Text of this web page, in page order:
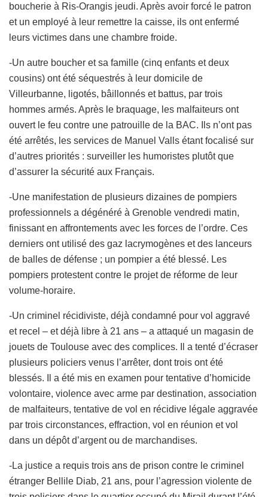
boucherie à Ris-Orangis jeudi. Après avoir forcé le patron
et un employé à leur remettre la caisse, ils ont enfermé
leurs victimes dans une chambre froide.
-Un autre boucher et sa famille (cinq enfants et deux
cousins) ont été séquestrés à leur domicile de
Villeurbanne, ligotés, bâillonnés et battus, par trois
hommes armés. Après le braquage, les malfaiteurs ont
ouvert le feu contre une patrouille de la BAC. Ils n’ont pas
été arrêtés, les services de Manuel Valls étant focalisé sur
d’autres priorités : surveiller les humoristes plutôt que
d’assurer la sécurité aux Français.
-Une manifestation de plusieurs dizaines de pompiers
professionnels a dégénéré à Grenoble vendredi matin,
finissant en affrontements avec les forces de l’ordre. Ces
derniers ont utilisé des gaz lacrymogènes et des lanceurs
de balles de défense ; un pompier a été blessé. Les
pompiers protestent contre le projet de réforme de leur
volume-horaire.
-Un criminel récidiviste, déjà condamné pour vol aggravé
et recel – et déjà libre à 21 ans – a attaqué un magasin de
jouets de Toulouse avec des complices. Il a tenté d’écraser
plusieurs policiers venus l’arrêter, dont trois ont été
blessés. Il a été mis en examen pour tentative d’homicide
volontaire, violence avec arme par destination, association
de malfaiteurs, tentative de vol en récidive légale aggravée
par trois circonstances, effraction, vol en réunion et vol
dans un dépôt d’argent ou de marchandises.
-La justice a requis trois ans de prison contre le criminel
étranger Bellile Diab, 21 ans, pour l’agression violente de